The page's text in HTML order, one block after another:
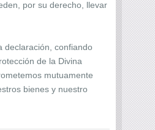
por su derecho, llevar
declaración, confiando
de la Divina
mutuamente
bienes y nuestro